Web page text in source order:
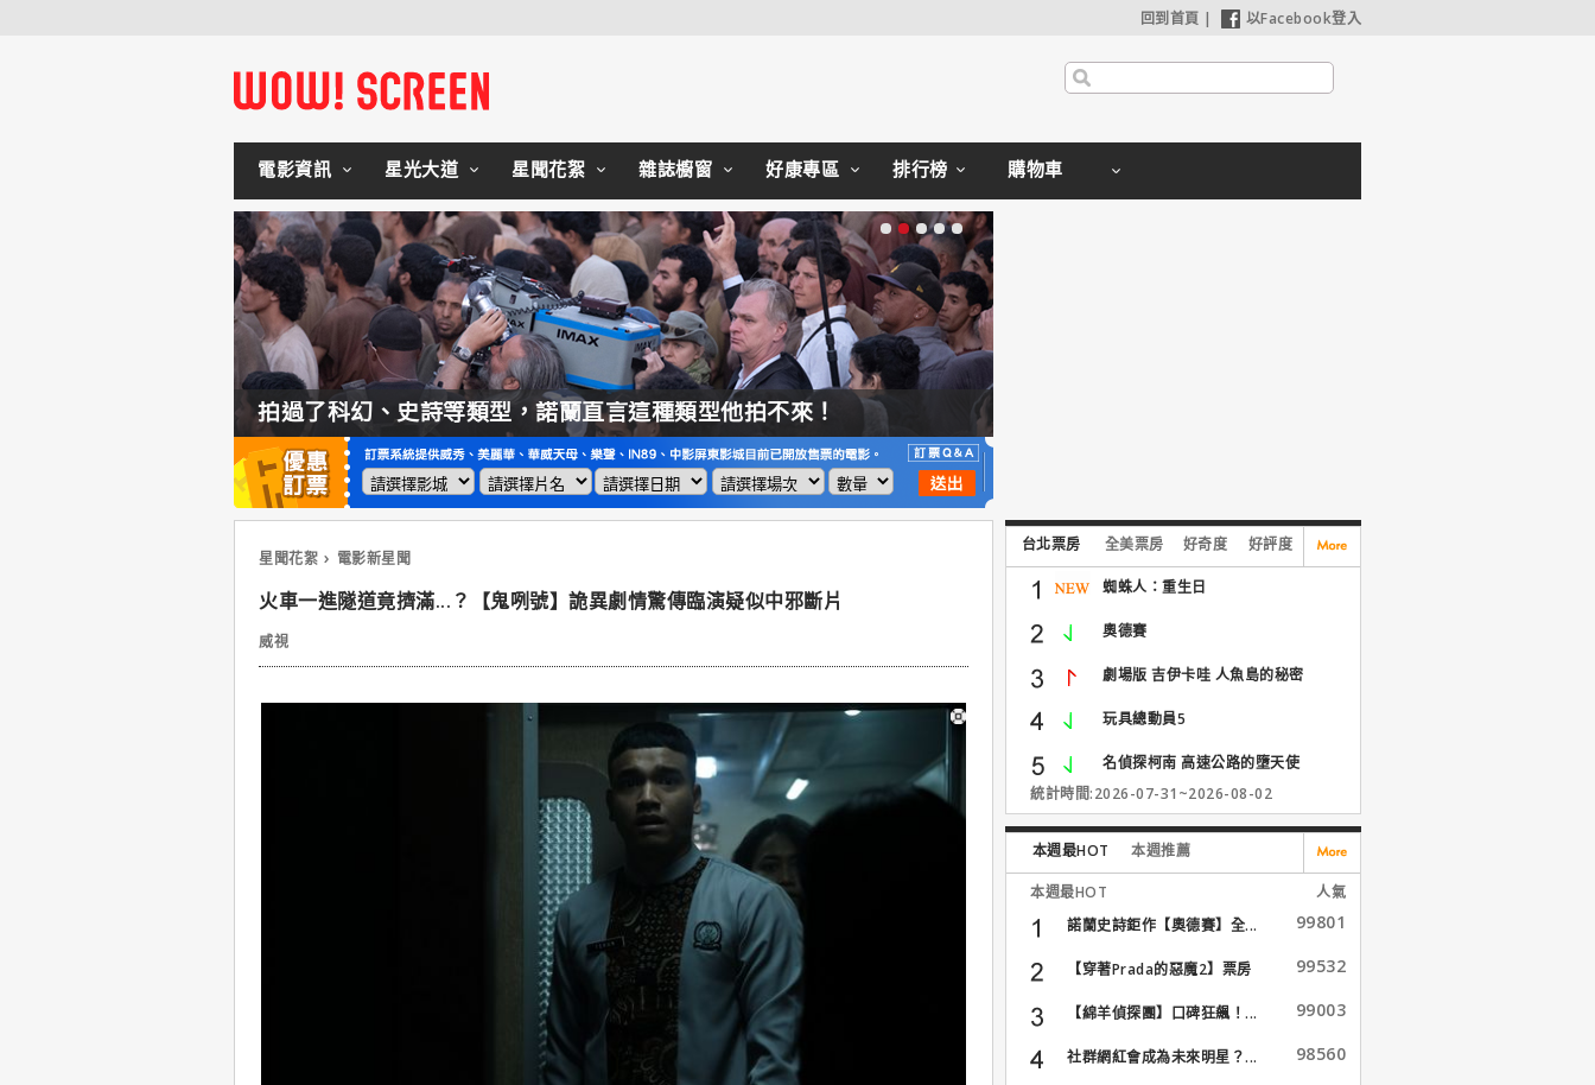
回到首頁 | 以Facebook登入
電影資訊 星光大道 星聞花絮 雜誌櫥窗 好康專區 排行榜 購物車
拍過了科幻、史詩等類型，諾蘭直言這種類型他拍不來！
星聞花絮 電影新星聞
火車一進隧道竟擠滿...？【鬼咧號】詭異劇情驚傳臨演疑似中邪斷片
威視
台北票房 全美票房 好奇度 好評度
蜘蛛人：重生日
奧德賽
劇場版 吉伊卡哇 人魚島的秘密
玩具總動員5
名偵探柯南 高速公路的墮天使
統計時間:2026-07-31~2026-08-02
本週最HOT 本週推薦
本週最HOT
人氣
諾蘭史詩鉅作【奧德賽】全...
99801
【穿著Prada的惡魔2】票房
99532
【綿羊偵探團】口碑狂飆！... 99003
社群網紅會成為未來明星？... 98560